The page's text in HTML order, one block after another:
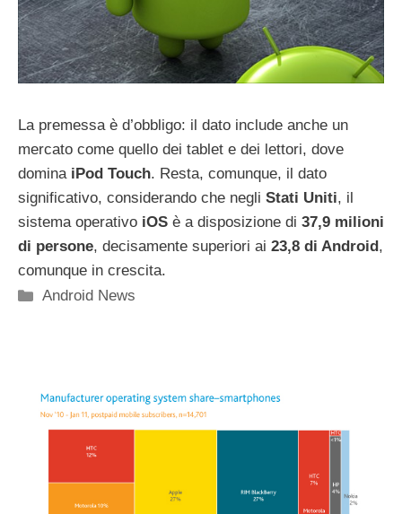
La premessa è d’obbligo: il dato include anche un
mercato come quello dei tablet e dei lettori, dove
dominaiPod Touch. Resta, comunque, il dato
significativo, considerando che negli Stati Uniti, il
sistema operativo iOS è a disposizione di 37,9 milioni
di persone, decisamente superiori ai 23,8 di Android ,
comunque in crescita.
Categorie
Android News